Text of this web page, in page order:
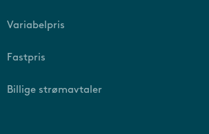
Variabelpris
Fastpris
Billige strømavtaler